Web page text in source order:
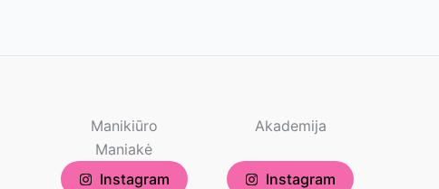
Manikiūro
Maniakė
Instagram
Akademija
Instagram